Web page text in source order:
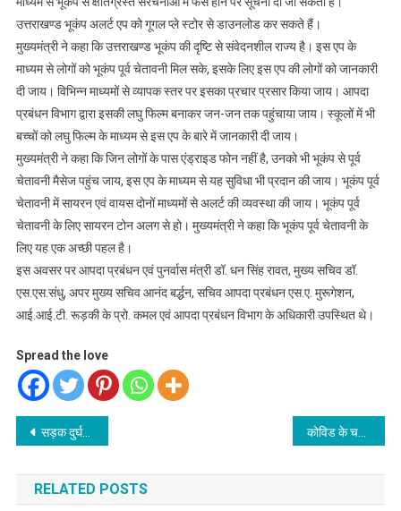
उत्तराखण्ड भूकंप अलर्ट एप को गूगल प्ले स्टोर से डाउनलोड कर सकते हैं।
मुख्यमंत्री ने कहा कि उत्तराखण्ड भूकंप की दृष्टि से संवेदनशील राज्य है। इस एप के
माध्यम से लोगों को भूकंप पूर्व चेतावनी मिल सके, इसके लिए इस एप की लोगों को जानकारी
दी जाय। विभिन्न माध्यमों से व्यापक स्तर पर इसका प्रचार प्रसार किया जाय। आपदा
प्रबंधन विभाग द्वारा इसकी लघु फिल्म बनाकर जन-जन तक पहुंचाया जाय। स्कूलों में भी
बच्चों को लघु फिल्म के माध्यम से इस एप के बारे में जानकारी दी जाय।
मुख्यमंत्री ने कहा कि जिन लोगों के पास एंड्राइड फोन नहीं है, उनको भी भूकंप से पूर्व
चेतावनी मैसेज पहुंच जाय, इस एप के माध्यम से यह सुविधा भी प्रदान की जाय। भूकंप पूर्व
चेतावनी में सायरन एवं वायस दोनों माध्यमों से अलर्ट की व्यवस्था की जाय। भूकंप पूर्व
चेतावनी के लिए सायरन टोन अलग से हो। मुख्यमंत्री ने कहा कि भूकंप पूर्व चेतावनी के
लिए यह एक अच्छी पहल है।
इस अवसर पर आपदा प्रबंधन एवं पुनर्वास मंत्री डॉ. धन सिंह रावत, मुख्य सचिव डॉ.
एस.एस.संधु, अपर मुख्य सचिव आनंद बर्द्धन, सचिव आपदा प्रबंधन एस.ए. मुरूगेशन,
आई.आई.टी. रूड़की के प्रो. कमल एवं आपदा प्रबंधन विभाग के अधिकारी उपस्थित थे।
Spread the love
Post
navigation
सड़क दुर्घटनाओं को रोकने के लिए इनोवेटिव विकल्पों और हरसंभव प्रयासों को संजीदगी से अमल में लायें-चीफ सेक्रेटरी कोविड के चलते स्वतंत्रता दिवस पर न रंगारंग सांस्कृतिक कार्यकर्म और न ही कवि सम्मेलन होगा
RELATED POSTS